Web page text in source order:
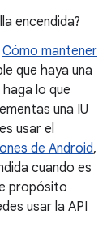
encendida?
Cómo mantener
que haya una
lo que
una IU
usar el
de Android,
cuando es
propósito
usar la API